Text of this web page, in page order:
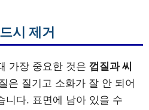
시 제거
가장 중요한 것은 껍질과 씨
은 질기고 소화가 잘 안 되어
니다. 표면에 남아 있을 수